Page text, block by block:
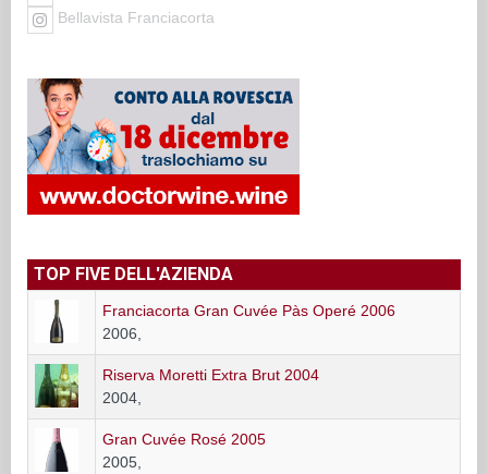
Bellavista Franciacorta
TOP FIVE DELL'AZIENDA
Franciacorta Gran Cuvée Pàs Operé 2006
2006,
Riserva Moretti Extra Brut 2004
2004,
Gran Cuvée Rosé 2005
2005,